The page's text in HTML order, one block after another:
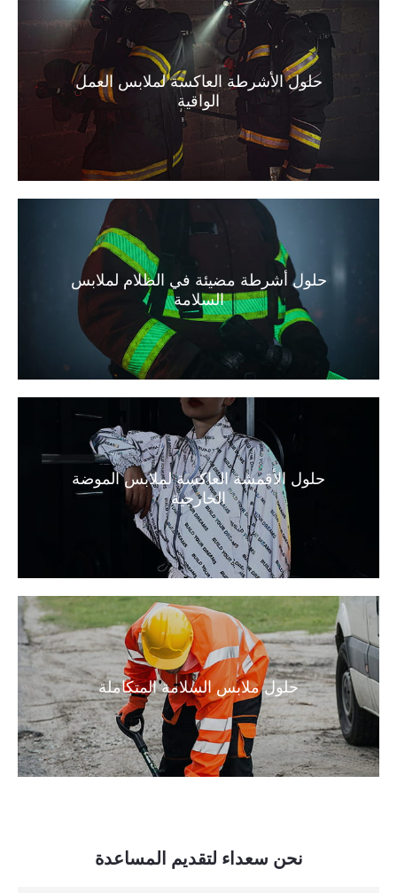
حلول الأشرطة العاكسة لملابس العمل
الواقية
حلول أشرطة مضيئة في الظلام لملابس
السلامة
حلول الأقمشة العاكسة لملابس الموضة
الخارجية
حلول ملابس السلامة المتكاملة
نحن سعداء لتقديم المساعدة